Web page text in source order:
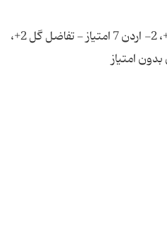
1- ژاپن 7 امتياز - تفاضل گل 6+، 2- اردن 7 امتياز - تفاضل گل 2+،